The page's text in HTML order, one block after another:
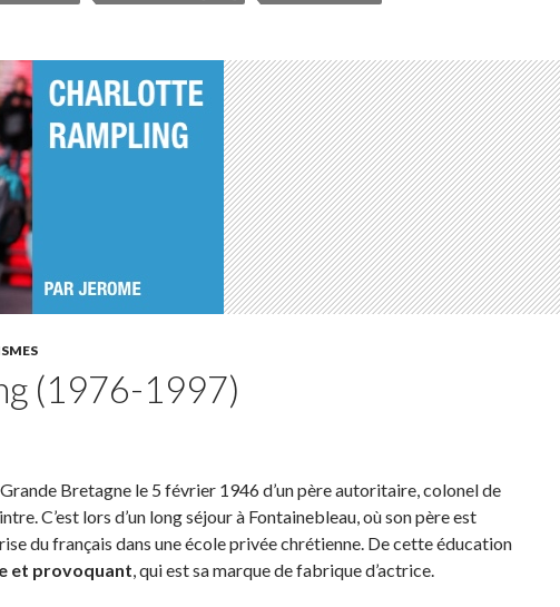
(1976-1997)
Bretagne le 5 février 1946 d’un père autoritaire, colonel de
C’est lors d’un long séjour à Fontainebleau, où son père est
du français dans une école privée chrétienne. De cette éducation
et provoquant, qui est sa marque de fabrique d’actrice.
(1976-1997)